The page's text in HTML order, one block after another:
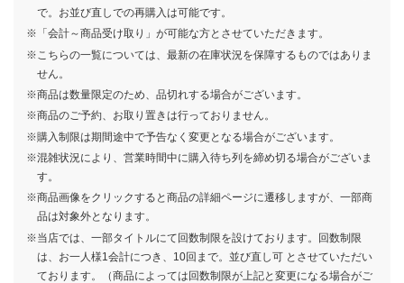
ラックタイガー ～みんなでパー
ティ～
1回 750円 (税込)
STEEL BALL RUN
1回 850 円(税込)
Part5
1回850円(税込)
決!レッドリボン軍
1回 850 円(税込)
1回790円(税込)
Imagination
1回 790 円(税込)
WELCOME MAHO堂～
1回750円(税込)
GQuuuuuuX（ジークアクス）
vol.4
1回900 円 (税込)
のオルフェンズ
1回850円(税込)
ルルットリリィ＆魔法の天使クリ
ィミーマミ
1回590 円 (税込)
Colorful Funny Time!
1回750円(税込)
(2026 vol.2)
1回 700 円(税込)
～“PEACE”なダイナーへようこ
そ～
1回 700円 (税込)
2弾
1回 770 円(税込)
長者への道！
1回750円(税込)
GQuuuuuuX（ジークアクス）
vol.3
1回800 円 (税込)
1回700円(税込)
カ」
1回 700 円(税込)
グヘッド〜きみへの想い〜
1回790円(税込)
1回 700
1回750円(税込)
りの魔女』
1回 760 円(税込)
1回700円(税込)
第2弾
1回 790 円(税込)
ビー 11弾
1回850円(税込)
ROWDY SHOGUN-
1回 780 円(税込)
1回700円(税込)
で。お並び直しでの再購入は可能です。
※「会計～商品受け取り」が可能な方とさせていただきます。
※こちらの一覧については、最新の在庫状況を保障するものではありま
せん。
※商品は数量限定のため、品切れする場合がございます。
※商品のご予約、お取り置きは行っておりません。
※購入制限は期間途中で予告なく変更となる場合がございます。
※混雑状況により、営業時間中に購入待ち列を締め切る場合がございま
す。
※商品画像をクリックすると商品の詳細ページに遷移しますが、一部商
品は対象外となります。
※当店では、一部タイトルにて回数制限を設けております。回数制限
は、お一人様1会計につき、10回まで。並び直し可 とさせていただい
ております。（商品によっては回数制限が上記と変更になる場合がご